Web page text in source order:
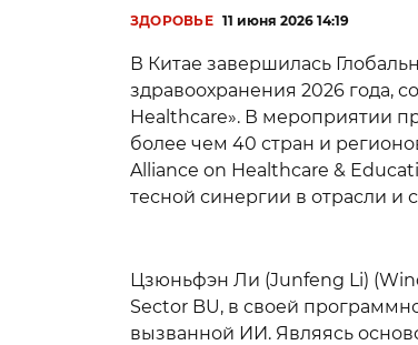
ЗДОРОВЬЕ 11 июня 2026 14:19
В Китае завершилась
здравоохранения 2026 года,
Healthcare». В мероприятии
более чем 40 стран и
Alliance on Healthcare &
тесной синергии в отрасли и
Цзюньфэн Ли (Junfeng Li)
Sector BU, в своей
вызванной ИИ. Являясь